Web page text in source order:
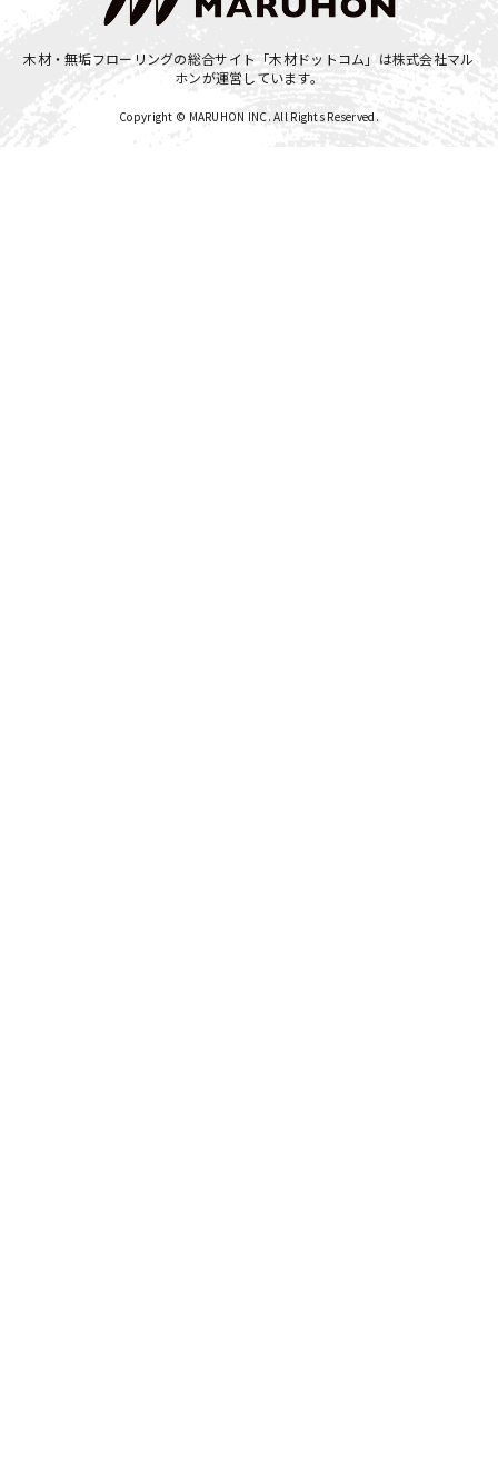
木材・無垢フローリングの総合サイト「木材ドットコム」は株式会社マル
ホンが運営しています。
Copyright © MARUHON INC. All Rights Reserved.